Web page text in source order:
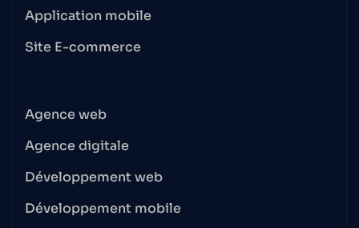
Application mobile
Site E-commerce
Agence web
Agence digitale
Développement web
Développement mobile